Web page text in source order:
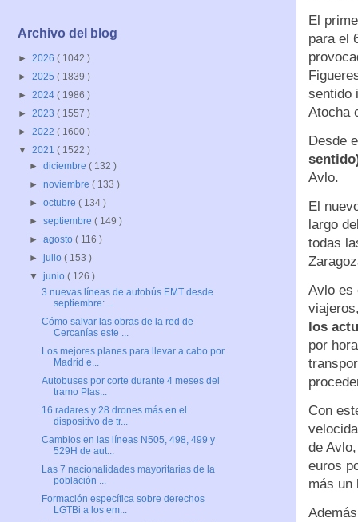
El
para el
sentido
Atocha
Desde
Avlo.
El
largo
todas
Avlo es
los
por
Con
de
euros
más un
Archivo del blog
► 2026 ( 1042 )
► 2025 ( 1839 )
► 2024 ( 1986 )
► 2023 ( 1557 )
► 2022 ( 1600 )
▼ 2021 ( 1522 )
►diciembre( 132 )
►noviembre( 133 )
►octubre( 134 )
►septiembre( 149 )
►agosto( 116 )
►julio( 153 )
▼junio( 126 )
3 nuevas líneas de autobús EMT desde
septiembre: ...
Cómo salvar las obras de la red de
Cercanías este ...
Los mejores planes para llevar a cabo por
Madrid e...
Autobuses por corte durante 4 meses del
tramo Plas...
16 radares y 28 drones más en el
dispositivo de tr...
Cambios en las líneas N505, 498, 499 y
529H de aut...
Las 7 nacionalidades mayoritarias de la
población ...
Formación específica sobre derechos
LGTBi a los em...